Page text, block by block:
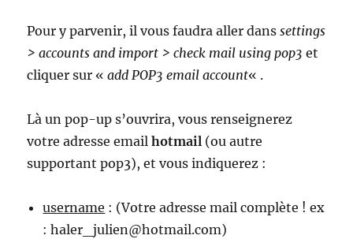
Pour y parvenir, il vous faudra aller danssettings
> accounts and import > check mail using pop3 et
cliquer sur «add POP3 email account« .
Là un pop-up s’ouvrira, vous renseignerez
votre adresse emailhotmail (ou autre
supportant pop3), et vous indiquerez :
username : (Votre adresse mail complète ! ex
: haler_julien@hotmail.com)